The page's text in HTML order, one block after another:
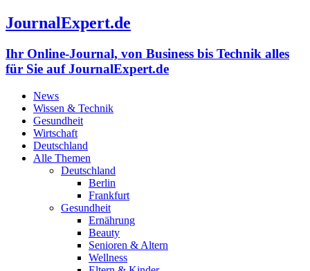
JournalExpert.de
Ihr Online-Journal, von Business bis Technik alles
für Sie auf JournalExpert.de
News
Wissen & Technik
Gesundheit
Wirtschaft
Deutschland
Alle Themen
Deutschland
Berlin
Frankfurt
Gesundheit
Ernährung
Beauty
Senioren & Altern
Wellness